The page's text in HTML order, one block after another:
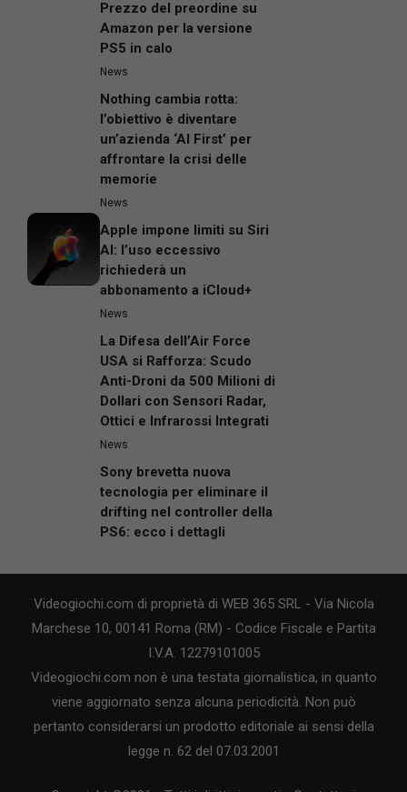
Prezzo del preordine su
Amazon per la versione
PS5 in calo
News
Nothing cambia rotta:
l’obiettivo è diventare
un’azienda ‘AI First’ per
affrontare la crisi delle
memorie
News
Apple impone limiti su Siri
AI: l’uso eccessivo
richiederà un
abbonamento a iCloud+
News
La Difesa dell’Air Force
USA si Rafforza: Scudo
Anti-Droni da 500 Milioni di
Dollari con Sensori Radar,
Ottici e Infrarossi Integrati
News
Sony brevetta nuova
tecnologia per eliminare il
drifting nel controller della
PS6: ecco i dettagli
Videogiochi.com di proprietà di WEB 365 SRL - Via Nicola
Marchese 10, 00141 Roma (RM) - Codice Fiscale e Partita
I.V.A. 12279101005
Videogiochi.com non è una testata giornalistica, in quanto
viene aggiornato senza alcuna periodicità. Non può
pertanto considerarsi un prodotto editoriale ai sensi della
legge n. 62 del 07.03.2001